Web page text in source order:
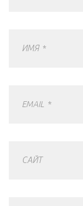
ИМЯ *
EMAIL *
САЙТ